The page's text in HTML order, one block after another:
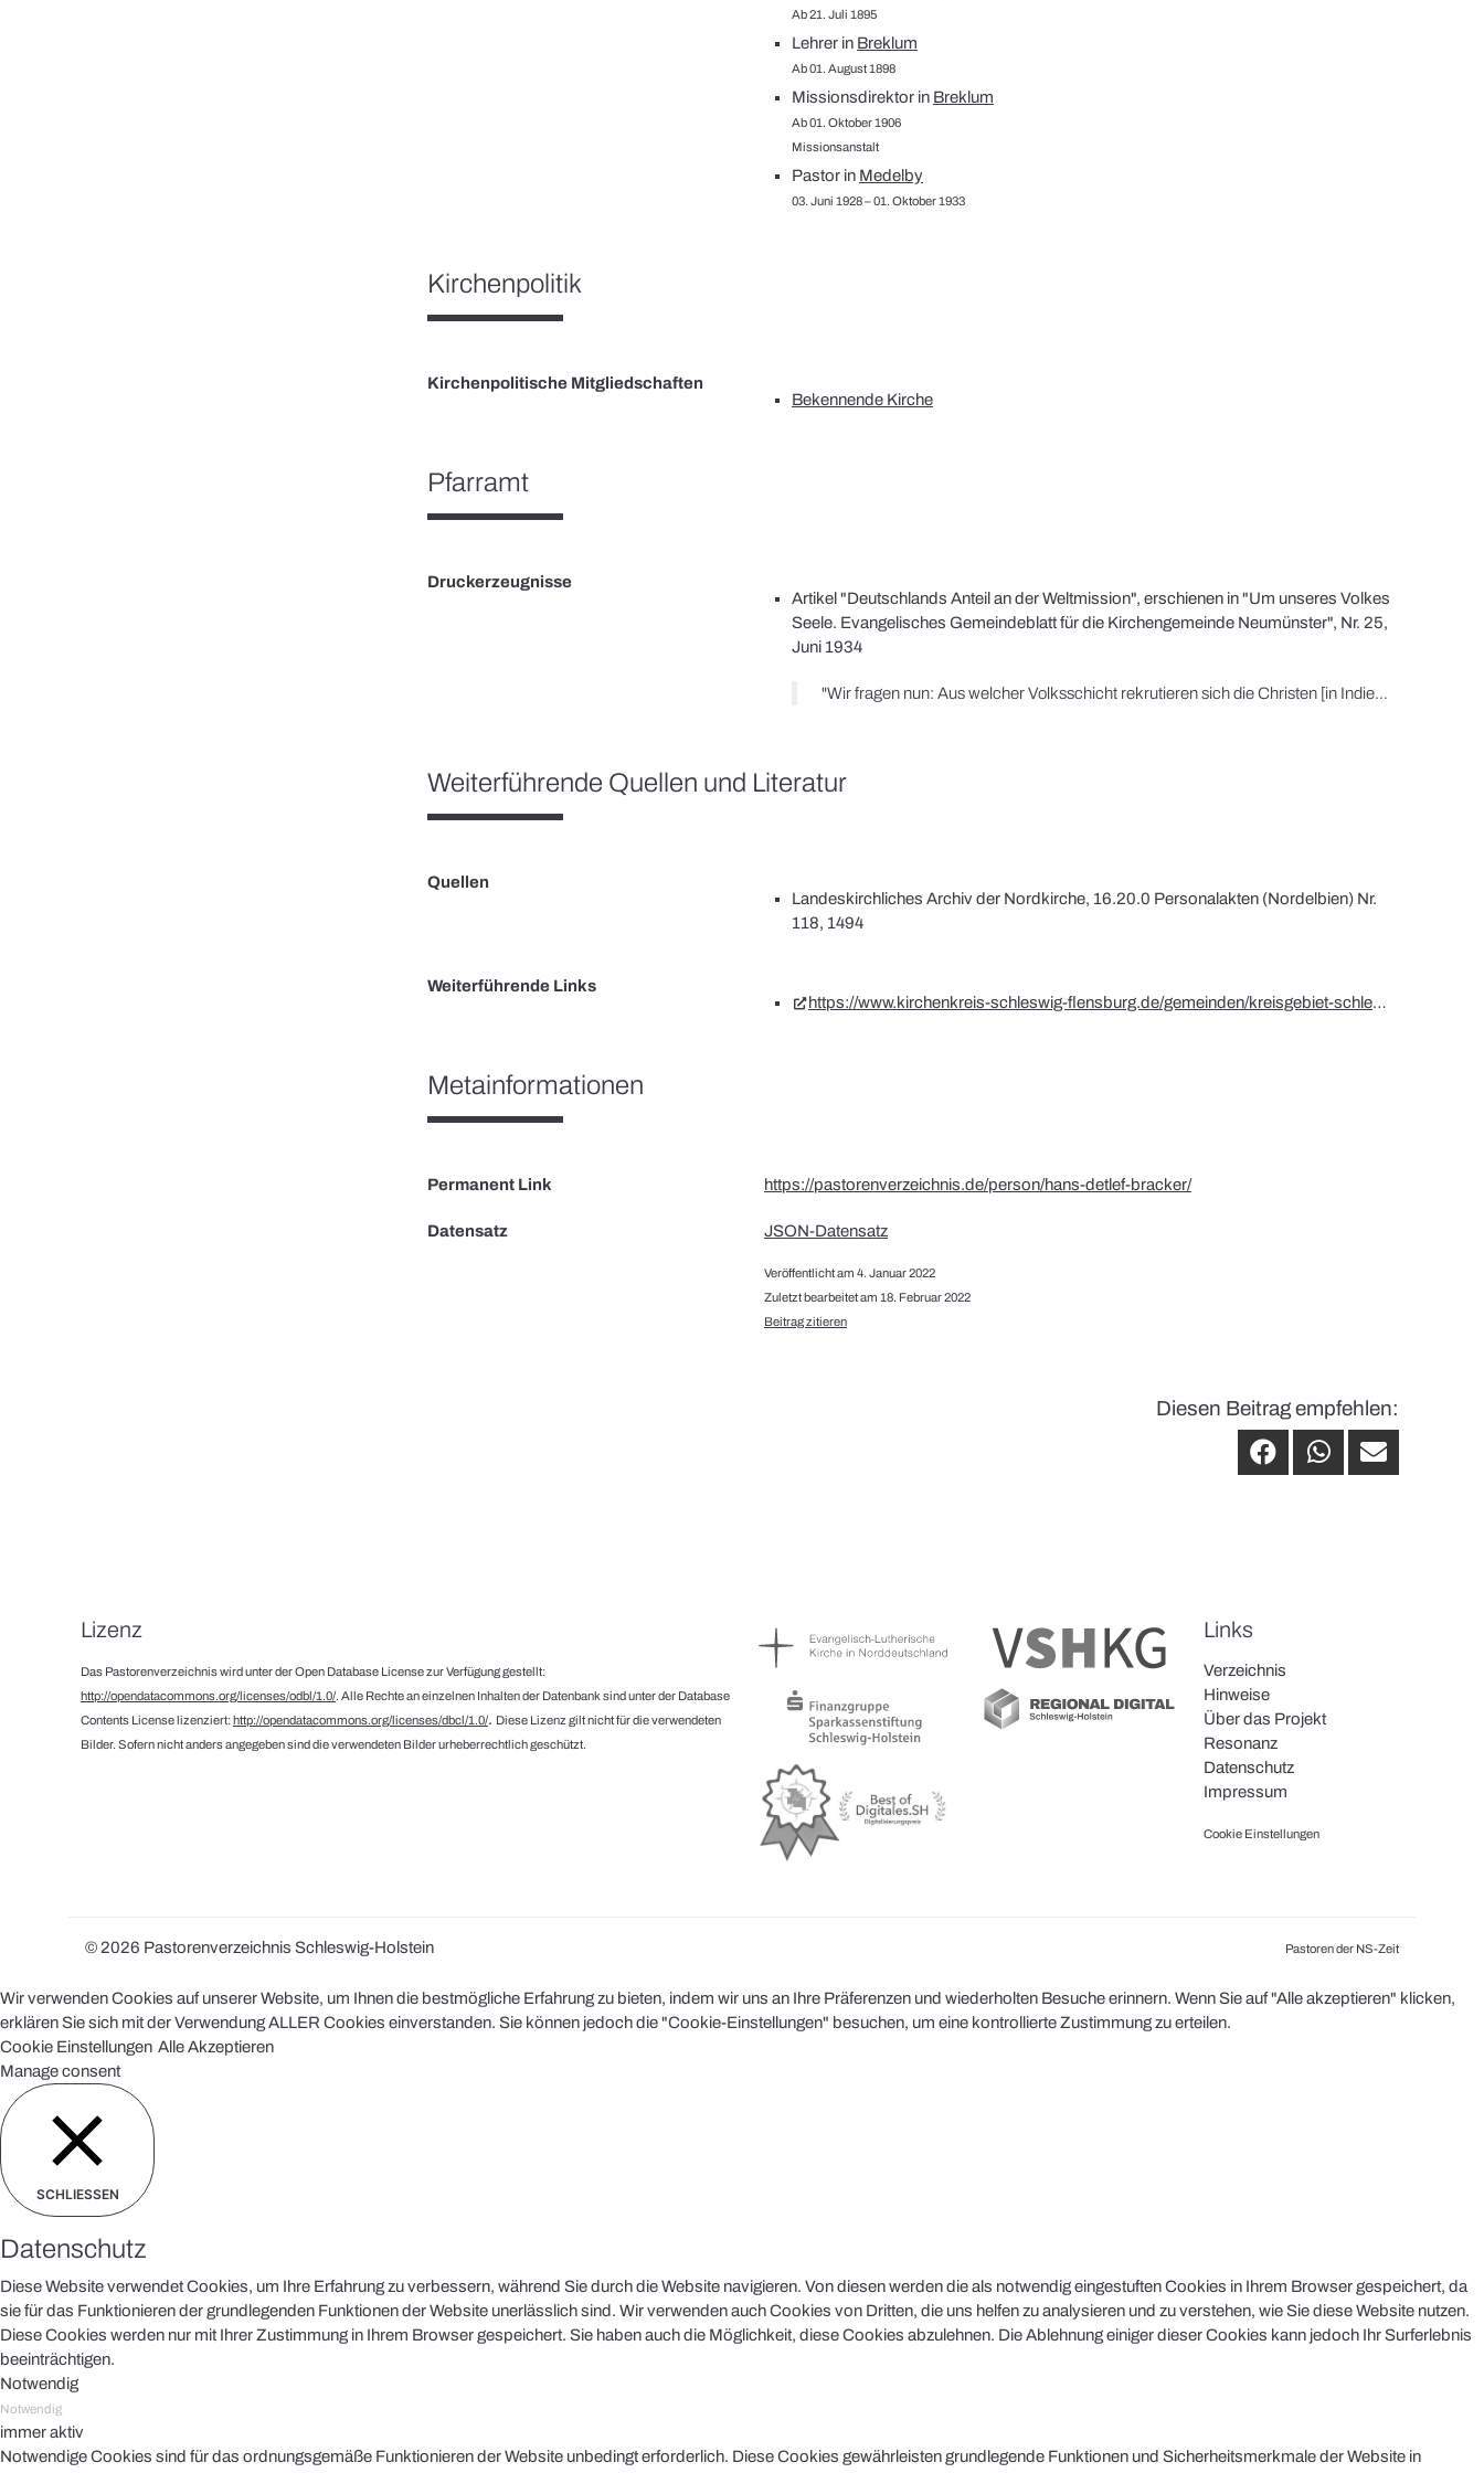
Ab 21. Juli 1895
Lehrer in Breklum
Ab 01. August 1898
Missionsdirektor in Breklum
Ab 01. Oktober 1906
Missionsanstalt
Pastor in Medelby
03. Juni 1928 – 01. Oktober 1933
Kirchenpolitik
Kirchenpolitische Mitgliedschaften
Bekennende Kirche
Pfarramt
Druckerzeugnisse
Artikel "Deutschlands Anteil an der Weltmission", erschienen in "Um unseres Volkes
Seele. Evangelisches Gemeindeblatt für die Kirchengemeinde Neumünster", Nr. 25,
Juni 1934
"Wir fragen nun: Aus welcher Volksschicht rekrutieren sich die Christen [in Indien], namentlich die evangelischen?" Man könne zwischen "Drei Volksschichten" unterscheiden, von denen "Die oberste", "die herrschende Schicht", "Indogermanen" seien, die "uns also bluts- und rasseverwandt" sei, "sie sehen auch so wie wir aus, nur sind sie dunkler, weil ihr Blut doch nicht ganz rein geblieben ist. Aus dieser Schicht sind verhältnismäßig – wir betonen das – viele zum Christentum übergetreten […]."
Weiterführende Quellen und Literatur
Quellen
Landeskirchliches Archiv der Nordkirche, 16.20.0 Personalakten (Nordelbien) Nr.
118, 1494
Weiterführende Links
https://www.kirchenkreis-schleswig-flensburg.de/gemeinden/kreisgebiet-schleswig-flensburg/medelby/kirchengeschichte/pastoren.html
Metainformationen
Permanent Link https://pastorenverzeichnis.de/person/hans-detlef-bracker/
Datensatz JSON-Datensatz
Veröffentlicht am 4. Januar 2022
Zuletzt bearbeitet am 18. Februar 2022
Beitrag zitieren
Diesen Beitrag empfehlen:
Lizenz
Das Pastorenverzeichnis wird unter der Open Database License zur Verfügung gestellt:
http://opendatacommons.org/licenses/odbl/1.0/. Alle Rechte an einzelnen Inhalten der Datenbank sind unter der Database
Contents License lizenziert:http://opendatacommons.org/licenses/dbcl/1.0/. Diese Lizenz gilt nicht für die verwendeten
Bilder. Sofern nicht anders angegeben sind die verwendeten Bilder urheberrechtlich geschützt.
Links
Verzeichnis
Hinweise
Über das Projekt
Resonanz
Datenschutz
Impressum
Cookie Einstellungen
© 2026 Pastorenverzeichnis Schleswig-Holstein Pastoren der NS-Zeit
Wir verwenden Cookies auf unserer Website, um Ihnen die bestmögliche Erfahrung zu bieten, indem wir uns an Ihre Präferenzen und wiederholten Besuche erinnern. Wenn Sie auf "Alle akzeptieren" klicken,
erklären Sie sich mit der Verwendung ALLER Cookies einverstanden. Sie können jedoch die "Cookie-Einstellungen" besuchen, um eine kontrollierte Zustimmung zu erteilen.
Cookie Einstellungen Alle Akzeptieren
Manage consent
SCHLIESSEN
Datenschutz
Diese Website verwendet Cookies, um Ihre Erfahrung zu verbessern, während Sie durch die Website navigieren. Von diesen werden die als notwendig eingestuften Cookies in Ihrem Browser gespeichert, da
sie für das Funktionieren der grundlegenden Funktionen der Website unerlässlich sind. Wir verwenden auch Cookies von Dritten, die uns helfen zu analysieren und zu verstehen, wie Sie diese Website nutzen.
Diese Cookies werden nur mit Ihrer Zustimmung in Ihrem Browser gespeichert. Sie haben auch die Möglichkeit, diese Cookies abzulehnen. Die Ablehnung einiger dieser Cookies kann jedoch Ihr Surferlebnis
beeinträchtigen.
Notwendig
Notwendig
immer aktiv
Notwendige Cookies sind für das ordnungsgemäße Funktionieren der Website unbedingt erforderlich. Diese Cookies gewährleisten grundlegende Funktionen und Sicherheitsmerkmale der Website in